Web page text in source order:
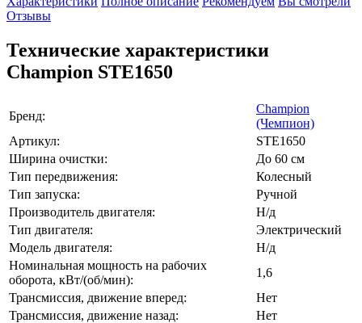
Отзывы
Технические характеристики
Champion STE1650
Бренд:
Champion
(Чемпион)
Артикул:
STE1650
Ширина очистки:
До 60 см
Тип передвижения:
Колесный
Тип запуска:
Ручной
Производитель двигателя:
Н/д
Тип двигателя:
Электрический
Модель двигателя:
Н/д
Номинальная мощность на рабочих
оборота, кВт/(об/мин):
1,6
Трансмиссия, движение вперед:
Нет
Трансмиссия, движение назад:
Нет